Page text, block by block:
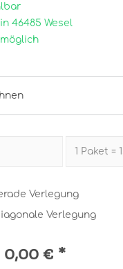
46485 Wesel
Verlegung
Verlegung
0,00 € *